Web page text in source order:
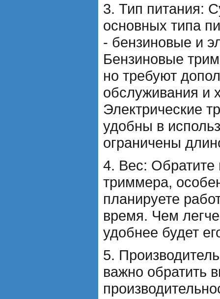
3. Тип питания:
основных типа
- бензиновые и
Бензиновые
но требуют
обслуживания и
Электрические
удобны в
ограничены
4. Вес: Обратите
триммера,
планируете
время. Чем
удобнее будет
5.
важно обратить